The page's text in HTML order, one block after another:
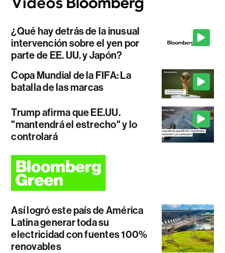
¿Qué hay detrás de la inusual
intervención sobre el yen por
parte de EE. UU. y Japón?
Copa Mundial de la FIFA: La
batalla de las marcas
Trump afirma que EE.UU.
"mantendrá el estrecho" y lo
controlará
Así logró este país de América
Latina generar toda su
electricidad con fuentes 100%
renovables